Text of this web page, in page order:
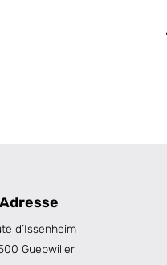
Adresse
d’Issenheim
Guebwiller